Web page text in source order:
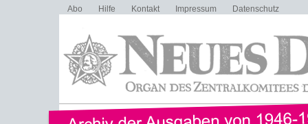
Abo Hilfe Kontakt Impressum Datenschutz